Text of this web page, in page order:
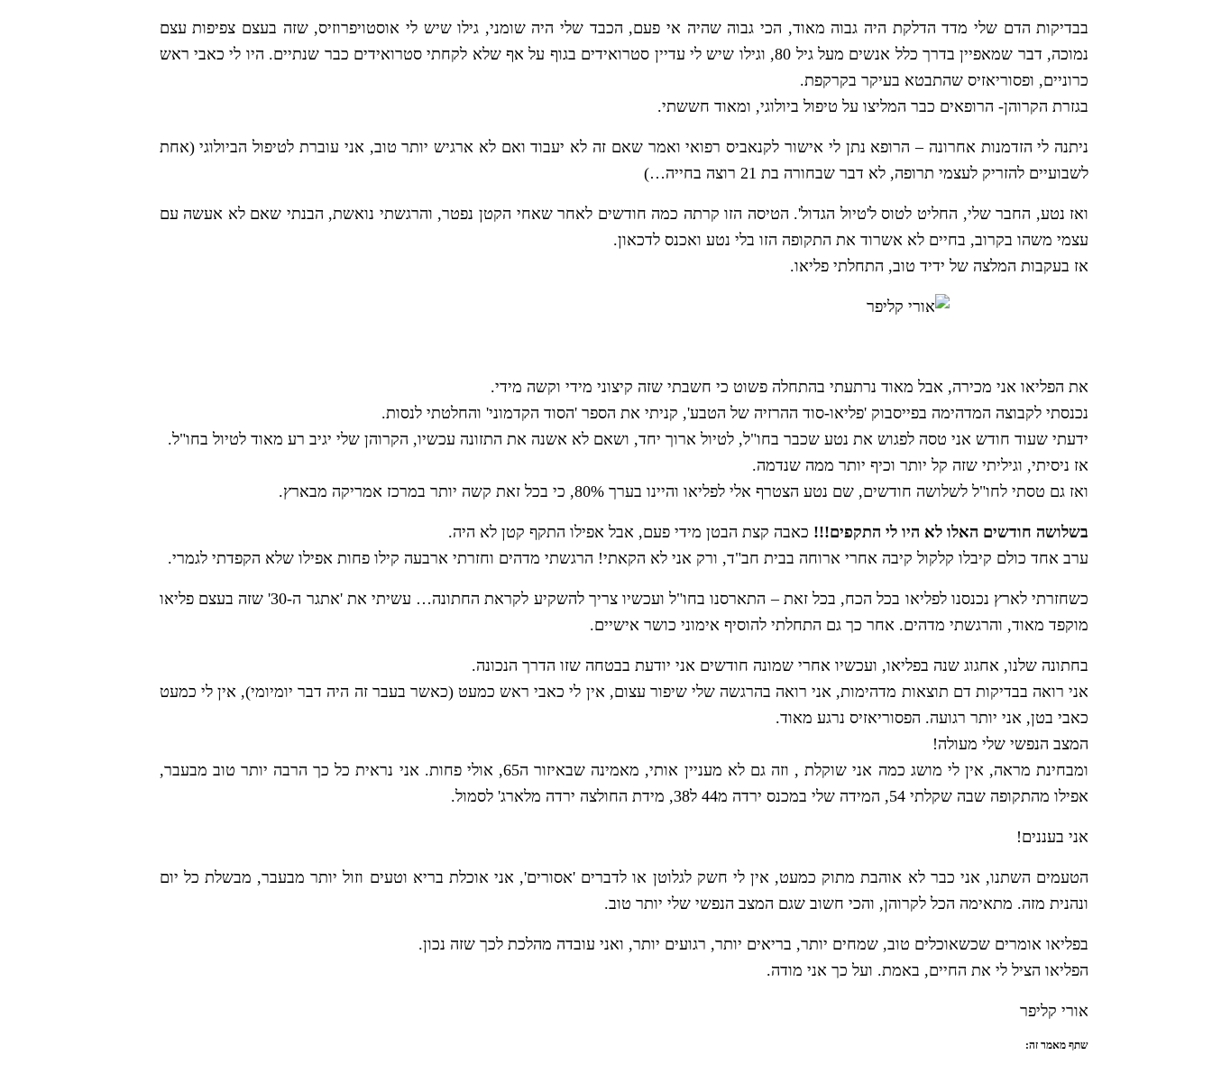
בבדיקות הדם שלי מדד הדלקת היה גבוה מאוד, הכי גבוה שהיה אי פעם, הכבד שלי היה שומני, גילו שיש לי אוסטויפרוזיס, שזה בעצם צפיפות עצם
נמוכה, דבר שמאפיין בדרך כלל אנשים מעל גיל 80, וגילו שיש לי עדיין סטרואידים בגוף על אף שלא לקחתי סטרואידים כבר שנתיים. היו לי כאבי ראש
כרוניים, ופסוריאזיס שהתבטא בעיקר בקרקפת.
בגזרת הקרוהן- הרופאים כבר המליצו על טיפול ביולוגי, ומאוד חששתי.
ניתנה לי הזדמנות אחרונה – הרופא נתן לי אישור לקנאביס רפואי ואמר שאם זה לא יעבוד ואם לא ארגיש יותר טוב, אני עוברת לטיפול הביולוגי (אחת
לשבועיים להזריק לעצמי תרופה, לא דבר שבחורה בת 21 רוצה בחייה…)
ואז נטע, החבר שלי, החליט לטוס ל'טיול הגדול'. הטיסה הזו קרתה כמה חודשים לאחר שאחי הקטן נפטר, והרגשתי נואשת, הבנתי שאם לא אעשה עם
עצמי משהו בקרוב, בחיים לא אשרוד את התקופה הזו בלי נטע ואכנס לדכאון.
אז בעקבות המלצה של ידיד טוב, התחלתי פליאו.
את הפליאו אני מכירה, אבל מאוד נרתעתי בהתחלה פשוט כי חשבתי שזה קיצוני מידי וקשה מידי.
נכנסתי לקבוצה המדהימה בפייסבוק 'פליאו-סוד ההרזיה של הטבע', קניתי את הספר 'הסוד הקדמוני' והחלטתי לנסות.
ידעתי שעוד חודש אני טסה לפגוש את נטע שכבר בחו"ל, לטיול ארוך יחד, ושאם לא אשנה את התזונה עכשיו, הקרוהן שלי יגיב רע מאוד לטיול בחו"ל.
אז ניסיתי, וגיליתי שזה קל יותר וכיף יותר ממה שנדמה.
ואז גם טסתי לחו"ל לשלושה חודשים, שם נטע הצטרף אלי לפליאו והיינו בערך 80%, כי בכל זאת קשה יותר במרכז אמריקה מבארץ.
בשלושה חודשים האלו לא היו לי התקפים!!! כאבה קצת הבטן מידי פעם, אבל אפילו התקף קטן לא היה.
ערב אחד כולם קיבלו קלקול קיבה אחרי ארוחה בבית חב"ד, ורק אני לא הקאתי! הרגשתי מדהים וחזרתי ארבעה קילו פחות אפילו שלא הקפדתי לגמרי.
כשחזרתי לארץ נכנסנו לפליאו בכל הכח, בכל זאת – התארסנו בחו"ל ועכשיו צריך להשקיע לקראת החתונה… עשיתי את 'אתגר ה-30' שזה בעצם פליאו
מוקפד מאוד, והרגשתי מדהים. אחר כך גם התחלתי להוסיף אימוני כושר אישיים.
בחתונה שלנו, אחגוג שנה בפליאו, ועכשיו אחרי שמונה חודשים אני יודעת בבטחה שזו הדרך הנכונה.
אני רואה בבדיקות דם תוצאות מדהימות, אני רואה בהרגשה שלי שיפור עצום, אין לי כאבי ראש כמעט (כאשר בעבר זה היה דבר יומיומי), אין לי כמעט
כאבי בטן, אני יותר רגועה. הפסוריאזיס נרגע מאוד.
המצב הנפשי שלי מעולה!
ומבחינת מראה, אין לי מושג כמה אני שוקלת , וזה גם לא מעניין אותי, מאמינה שבאיזור ה65, אולי פחות. אני נראית כל כך הרבה יותר טוב מבעבר,
אפילו מהתקופה שבה שקלתי 54, המידה שלי במכנס ירדה מ44 ל38, מידת החולצה ירדה מלארג' לסמול.
אני בעננים!
הטעמים השתנו, אני כבר לא אוהבת מתוק כמעט, אין לי חשק לגלוטן או לדברים 'אסורים', אני אוכלת בריא וטעים וזול יותר מבעבר, מבשלת כל יום
ונהנית מזה. מתאימה הכל לקרוהן, והכי חשוב שגם המצב הנפשי שלי יותר טוב.
בפליאו אומרים שכשאוכלים טוב, שמחים יותר, בריאים יותר, רגועים יותר, ואני עובדה מהלכת לכך שזה נכון.
הפליאו הציל לי את החיים, באמת. ועל כך אני מודה.
אורי קליפר
שתף מאמר זה: